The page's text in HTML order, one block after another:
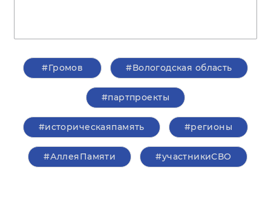
#Громов #Вологодская область
#партпроекты
#историческаяпамять #регионы
#АллеяПамяти #участникиСВО